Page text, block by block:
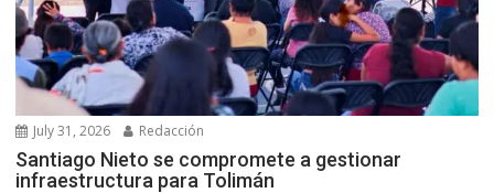
July 31, 2026 Redacción
Santiago Nieto se compromete a gestionar
infraestructura para Tolimán